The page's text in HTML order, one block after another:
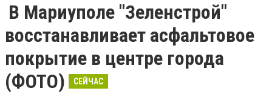
В Мариуполе "Зеленстрой"
восстанавливает асфальтовое
покрытие в центре города
(ФОТО)
СЕЙЧАС